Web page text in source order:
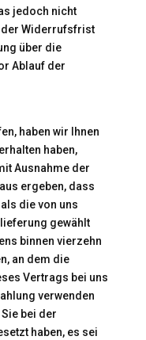
jedoch nicht
Widerrufsfrist
über die
Ablauf der
haben wir Ihnen
haben,
Ausnahme der
ergeben, dass
die von uns
gewählt
binnen vierzehn
an dem die
Vertrags bei uns
verwenden
bei der
haben, es sei